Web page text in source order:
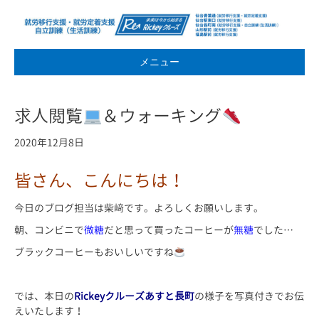
メニュー
求人閲覧 ＆ウォーキング
2020年12月8日
皆さん、こんにちは！
今日のブログ担当は柴﨑です。よろしくお願いします。
朝、コンビニで微糖だと思って買ったコーヒーが無糖でした…
ブラックコーヒーもおいしいですね
では、本日のRickeyクルーズあすと長町の様子を写真付きでお伝
えいたします！